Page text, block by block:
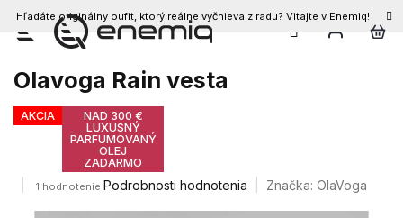
Prejsť
obsah
Hľadáte originálny oufit, ktorý reálne vyčnieva z radu? Vitajte v Enemiq!
Olavoga Rain vesta
AKCIA
NAD 300 €
LUXUSNÝ
PARFUMOVANÝ
OLEJ
ZADARMO
Priemerné
1 hodnotenie Podrobnosti hodnotenia Značka: OlaVoga